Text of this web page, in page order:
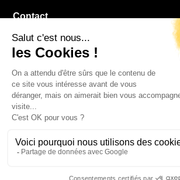
Contact
À propos
FAQ
© 2026 La Pause De Midi. Tous droits
Mentions légales